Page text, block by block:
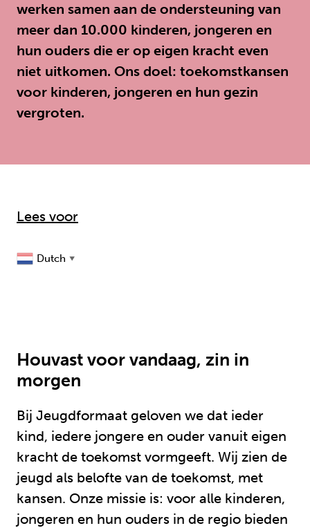
werken samen aan de ondersteuning van
meer dan 10.000 kinderen, jongeren en
hun ouders die er op eigen kracht even
niet uitkomen. Ons doel: toekomstkansen
voor kinderen, jongeren en hun gezin
vergroten.
Lees voor
Dutch ▼
Houvast voor vandaag, zin in
morgen
Bij Jeugdformaat geloven we dat ieder
kind, iedere jongere en ouder vanuit eigen
kracht de toekomst vormgeeft. Wij zien de
jeugd als belofte van de toekomst, met
kansen. Onze missie is: voor alle kinderen,
jongeren en hun ouders in de regio bieden